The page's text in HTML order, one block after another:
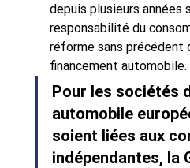
depuis plusieurs années
responsabilité du
réforme sans précédent
financement automobile.
Pour les sociétés
automobile
soient liées aux
indépendantes, la